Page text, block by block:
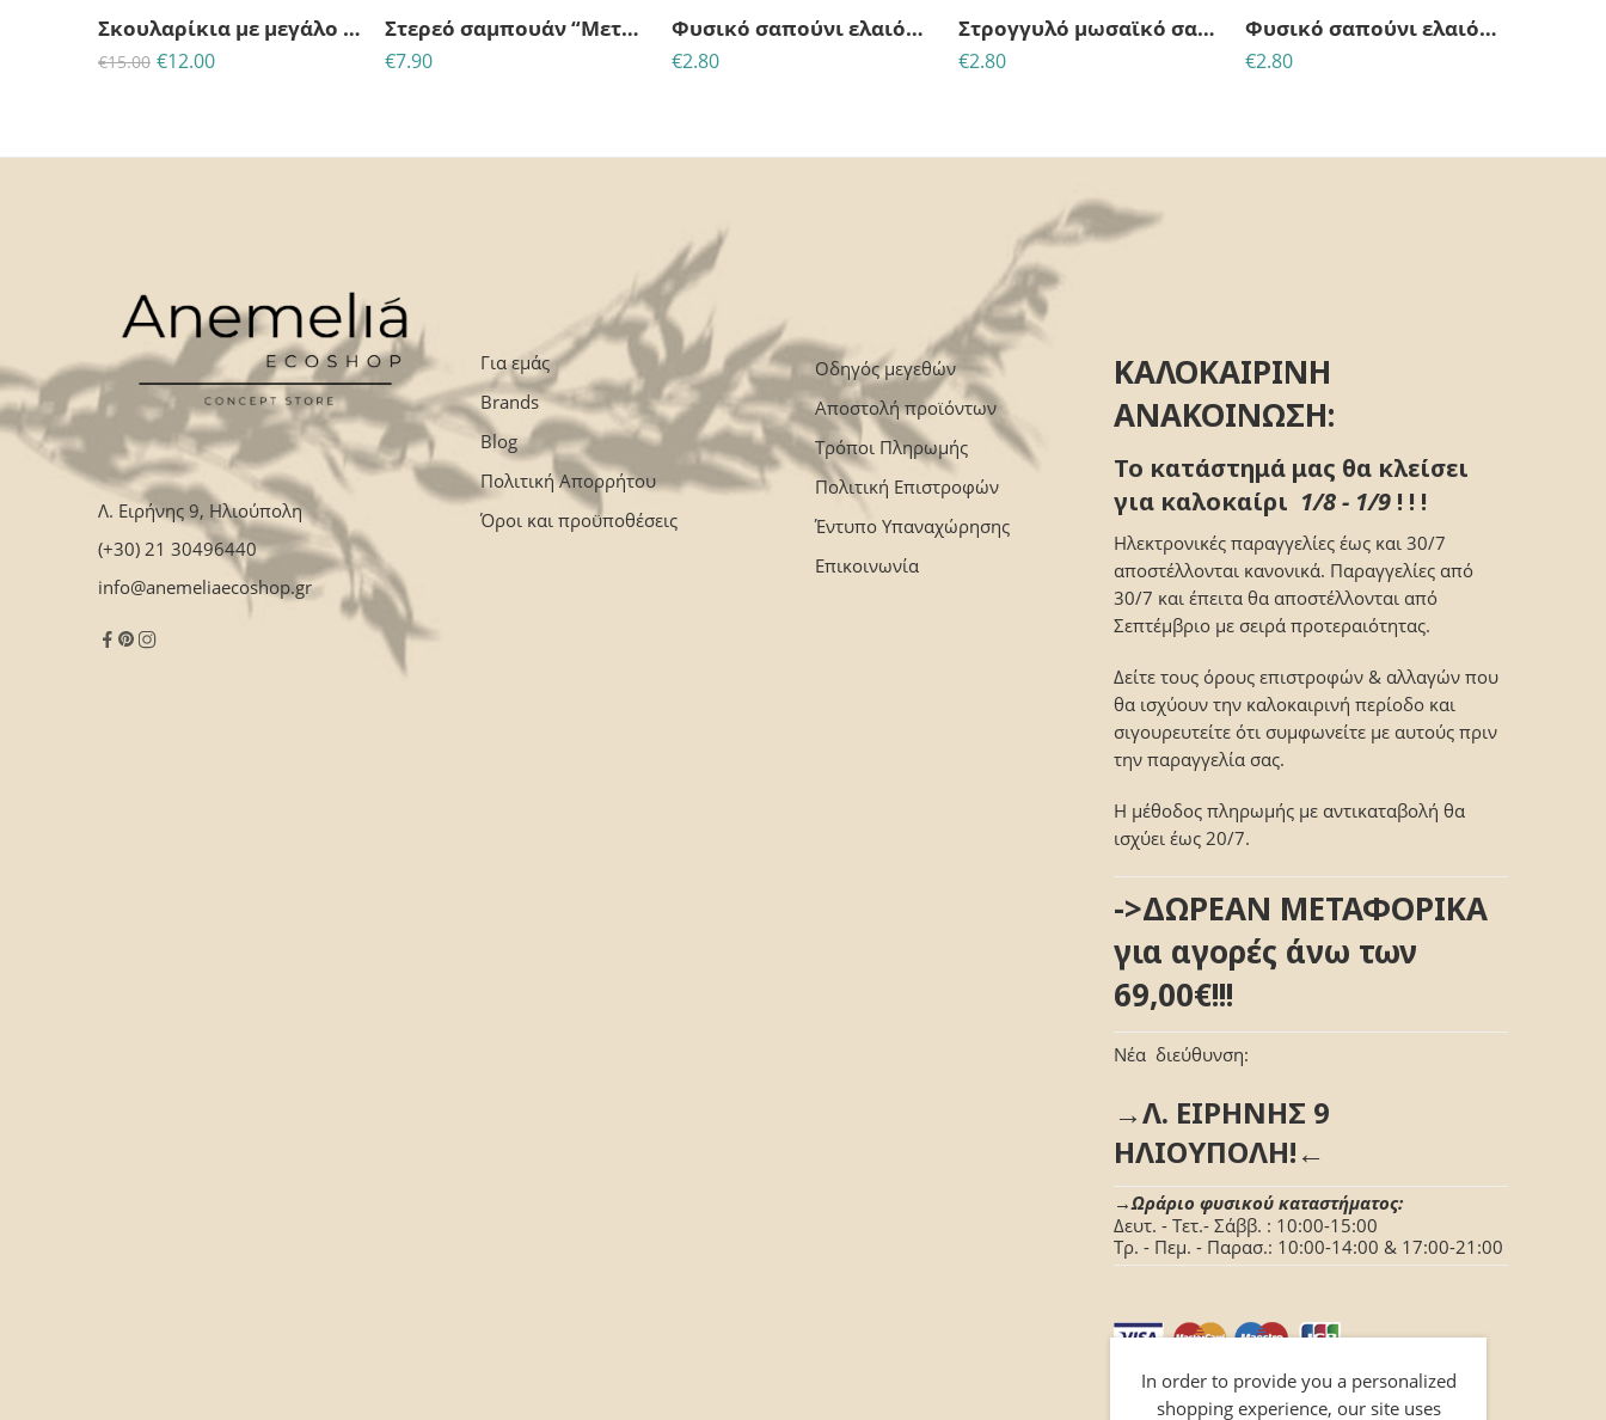
Σκουλαρίκια με μεγάλο οβάλ κρεμαστό στοιχείο
€15.00 €12.00
Στερεό σαμπουάν “Μετάξι & Άργιλος Ρασσούλ”
€7.90
Φυσικό σαπούνι ελαιόλαδου – Γάλα Κατσικίσιο & Νιφάδες Βρώμης (50gr)
€2.80
Στρογγυλό μωσαϊκό σαπούνι – Φραγκόσυκο & Αλόη (50gr)
€2.80
Φυσικό σαπούνι ελαιόλαδου με κανέλα & κουρκουμά
€2.80
Λ. Ειρήνης 9, Ηλιούπολη
(+30) 21 30496440
info@anemeliaecoshop.gr
Για εμάς
Brands
Blog
Πολιτική Απορρήτου
Όροι και προϋποθέσεις
Οδηγός μεγεθών
Αποστολή προϊόντων
Τρόποι Πληρωμής
Πολιτική Επιστροφών
Έντυπο Υπαναχώρησης
Επικοινωνία
ΚΑΛΟΚΑΙΡΙΝΗ
ΑΝΑΚΟΙΝΩΣΗ:
Το κατάστημά μας θα κλείσει
για καλοκαίρι 1/8 - 1/9 ! ! !
Ηλεκτρονικές παραγγελίες έως και 30/7
αποστέλλονται κανονικά. Παραγγελίες από
30/7 και έπειτα θα αποστέλλονται από
Σεπτέμβριο με σειρά προτεραιότητας.
Δείτε τους όρους επιστροφών & αλλαγών που
θα ισχύουν την καλοκαιρινή περίοδο και
σιγουρευτείτε ότι συμφωνείτε με αυτούς πριν
την παραγγελία σας.
Η μέθοδος πληρωμής με αντικαταβολή θα
ισχύει έως 20/7.
->ΔΩΡΕΑΝ ΜΕΤΑΦΟΡΙΚΑ
για αγορές άνω των
69,00€!!!
Νέα διεύθυνση:
→Λ. ΕΙΡΗΝΗΣ 9
ΗΛΙΟΥΠΟΛΗ!←
→Ωράριο φυσικού καταστήματος:
Δευτ. - Τετ.- Σάββ. : 10:00-15:00
Τρ. - Πεμ. - Παρασ.: 10:00-14:00 & 17:00-21:00
In order to provide you a personalized
shopping experience, our site uses